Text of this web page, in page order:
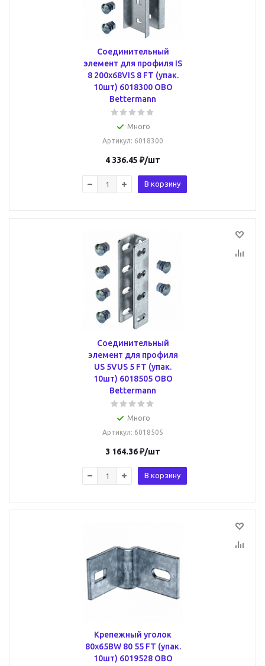
Соединительный
элемент для профиля IS
8 200x68VIS 8 FT (упак.
10шт) 6018300 OBO
Bettermann
Много
Артикул: 6018300
4 336.45 ₽/шт
В корзину
Соединительный
элемент для профиля
US 5VUS 5 FT (упак.
10шт) 6018505 OBO
Bettermann
Много
Артикул: 6018505
3 164.36₽/шт
В корзину
Крепежный уголок
80x65BW 80 55 FT (упак.
10шт) 6019528 OBO